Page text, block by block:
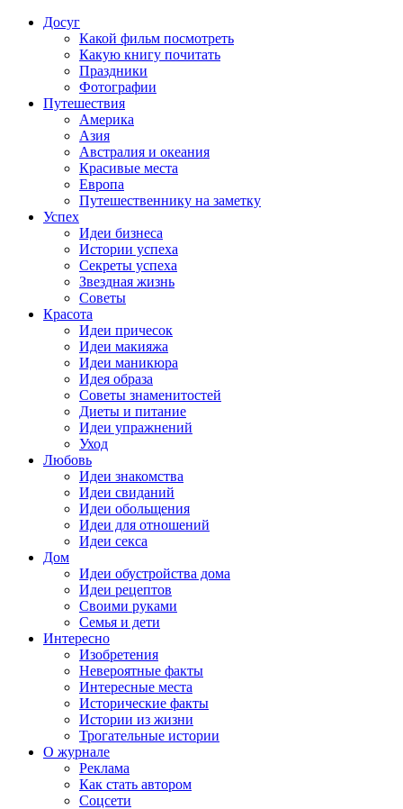
Досуг
Какой фильм посмотреть
Какую книгу почитать
Праздники
Фотографии
Путешествия
Америка
Азия
Австралия и океания
Красивые места
Европа
Путешественнику на заметку
Успех
Идеи бизнеса
Истории успеха
Секреты успеха
Звездная жизнь
Советы
Красота
Идеи причесок
Идеи макияжа
Идеи маникюра
Идея образа
Советы знаменитостей
Диеты и питание
Идеи упражнений
Уход
Любовь
Идеи знакомства
Идеи свиданий
Идеи обольщения
Идеи для отношений
Идеи секса
Дом
Идеи обустройства дома
Идеи рецептов
Своими руками
Семья и дети
Интересно
Изобретения
Невероятные факты
Интересные места
Исторические факты
Истории из жизни
Трогательные истории
О журнале
Реклама
Как стать автором
Соцсети